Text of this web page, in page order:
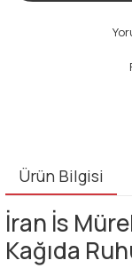
Ürün Bilgisi
İran İs
Kağıda